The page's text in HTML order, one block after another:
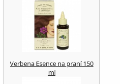
Verbena Esence na praní 150
ml